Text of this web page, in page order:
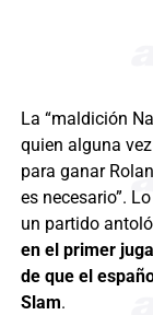
La “maldición
quien alguna
para ganar
es necesario”.
un partido
en el primer
de que el
Slam.